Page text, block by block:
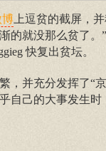
博 上逗贫的截屏，
的就没那么贫了。
快复出贫坛。
，并充分发挥了“
自己的大事发生时